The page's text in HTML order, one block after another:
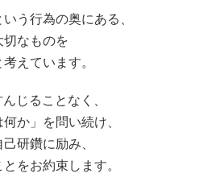
う行為の奥にある、
切なものを
えています。
じることなく、
か」を問い続け、
研鑽に励み、
をお約束します。